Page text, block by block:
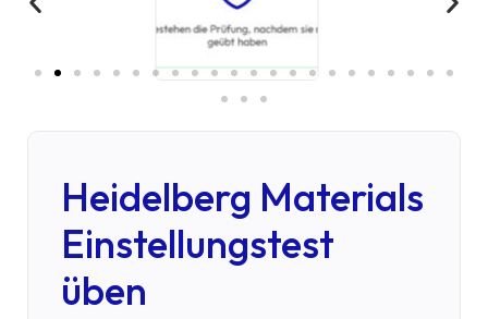
Heidelberg Materials
Einstellungstest
üben